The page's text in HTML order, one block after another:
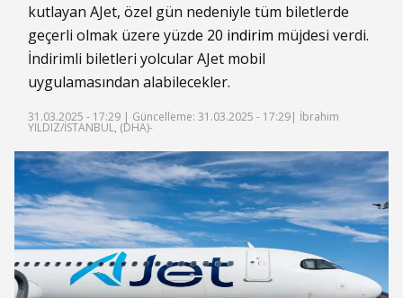
kutlayan AJet, özel gün nedeniyle tüm biletlerde
geçerli olmak üzere yüzde 20 indirim müjdesi verdi.
İndirimli biletleri yolcular AJet mobil
uygulamasından alabilecekler.
31.03.2025 - 17:29 | Güncelleme: 31.03.2025 - 17:29| İbrahim
YILDIZ/İSTANBUL, (DHA)-